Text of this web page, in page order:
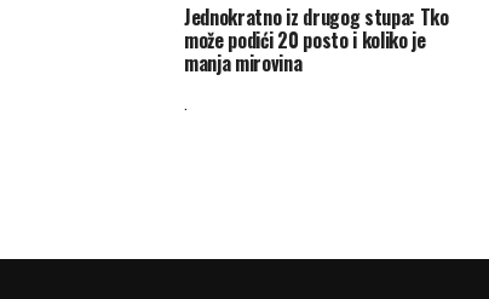
Jednokratno iz drugog stupa: Tko
može podići 20 posto i koliko je
manja mirovina
.